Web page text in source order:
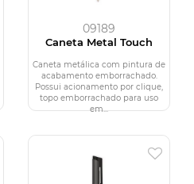
09189
Caneta Metal Touch
Caneta metálica com pintura de
acabamento emborrachado.
Possui acionamento por clique,
topo emborrachado para uso
em...